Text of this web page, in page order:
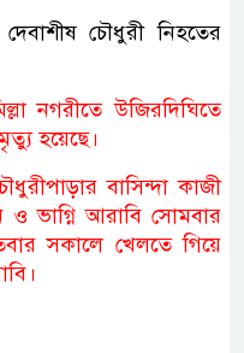
চৌধুরী নিহতের
নগরীতে উজিরদিঘিতে
হয়েছে।
বাসিন্দা কাজী
ভাগ্নি আরাবি সোমবার
সকালে খেলতে গিয়ে